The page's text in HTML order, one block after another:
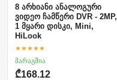
8 არხიანი ანალოგური
ვიდეო ჩამწერი DVR - 2MP,
1 მყარი დისკი, Mini,
HiLook
★★★★★
მარაგშია
₾168.12